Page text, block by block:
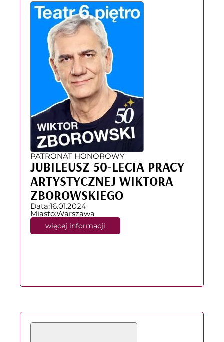
PATRONAT HONOROWY
JUBILEUSZ 50-LECIA PRACY
ARTYSTYCZNEJ WIKTORA
ZBOROWSKIEGO
Data:16.01.2024
Miasto:Warszawa
więcej informacji